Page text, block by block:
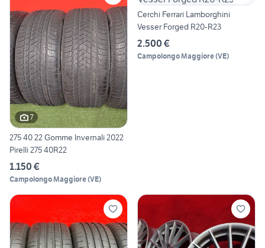
7
275 40 22 Gomme Invernali 2022
Pirelli 275 40R22
1.150 €
Campolongo Maggiore(VE)
Cerchi Ferrari Lamborghini
Vesser Forged R20-R23
2.500 €
Campolongo Maggiore(VE)